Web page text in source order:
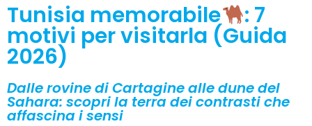
Tunisia memorabile : 7
motivi per visitarla (Guida
2026)
Dalle rovine di Cartagine alle dune del
Sahara: scopri la terra dei contrasti che
affascina i sensi